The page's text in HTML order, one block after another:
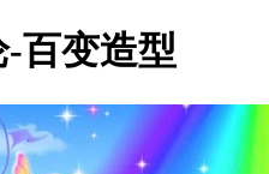
百变造型